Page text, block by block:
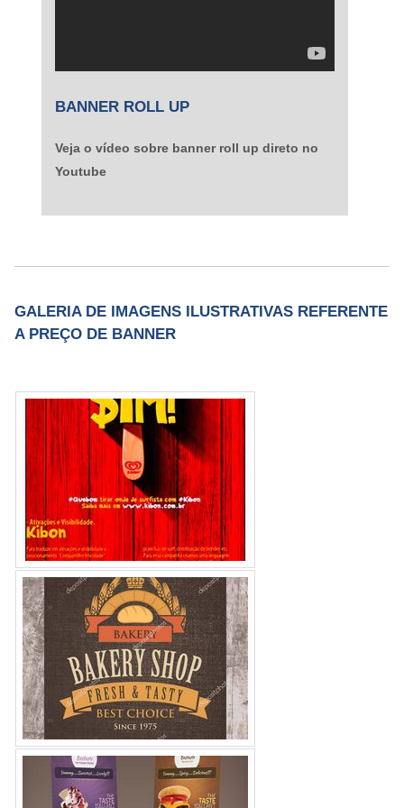
BANNER ROLL UP
Veja o vídeo sobre banner roll up direto no
Youtube
GALERIA DE IMAGENS ILUSTRATIVAS REFERENTE
A PREÇO DE BANNER